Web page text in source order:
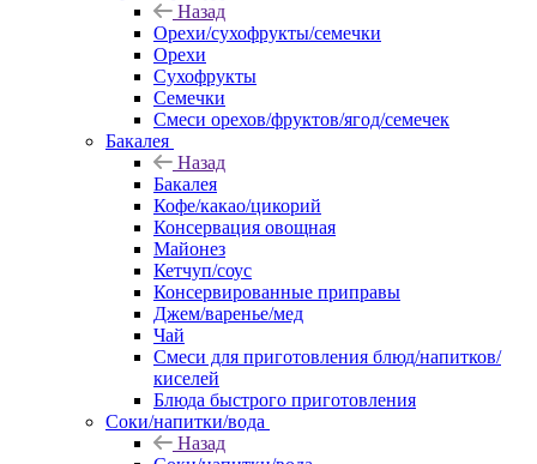
Назад
Орехи/сухофрукты/семечки
Орехи
Сухофрукты
Семечки
Смеси орехов/фруктов/ягод/семечек
Бакалея
Назад
Бакалея
Кофе/какао/цикорий
Консервация овощная
Майонез
Кетчуп/соус
Консервированные приправы
Джем/варенье/мед
Чай
Смеси для приготовления блюд/напитков/
киселей
Блюда быстрого приготовления
Соки/напитки/вода
Назад